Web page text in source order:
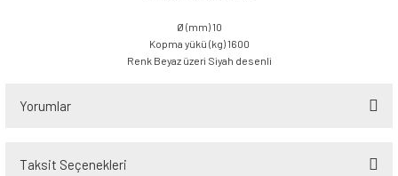
Ø (mm) 10
Kopma yükü (kg) 1600
Renk Beyaz üzeri Siyah desenli
Yorumlar
Taksit Seçenekleri